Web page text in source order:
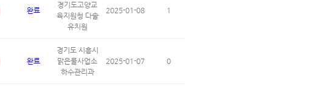
완료
경기도고양교
육지원청 다솔
유치원
2025-01-08 1
완료
경기도 시흥시
맑은물사업소
하수관리과
2025-01-07 0